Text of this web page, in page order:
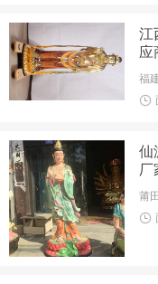
江
应
福
仙
厂
莆